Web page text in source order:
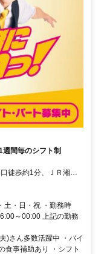
間毎のシフト制
徒歩約1分、ＪＲ湘南
分、ＪＲ山手線 新宿ミ
直通線] 新宿 [JR山手線]
(快速)] 新宿 [JR中央・
土・日・祝 ・勤務時
～00:00 上記の勤務
)さん多数活躍中 ・バイ
食事補助あり ・シフト